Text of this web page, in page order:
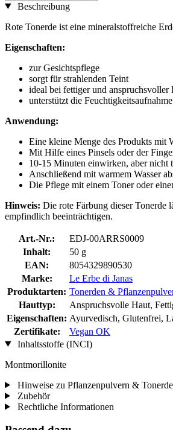
Beschreibung
Rote Tonerde ist eine mineralstoffreiche
Eigenschaften:
zur Gesichtspflege
sorgt für strahlenden Teint
ideal bei fettiger und anspruchsvoller
unterstützt die Feuchtigkeitsaufnahme
Anwendung:
Eine kleine Menge des Produkts mit
Mit Hilfe eines Pinsels oder der
10-15 Minuten einwirken, aber nicht
Anschließend mit warmem Wasser
Die Pflege mit einem Toner oder
Hinweis: Die rote Färbung dieser Tonerde
empfindlich beeinträchtigen.
Art.-Nr.:
EDJ-00ARRS0009
Inhalt:
50 g
EAN:
8054329890530
Marke:
Le Erbe di Janas
Produktarten: Tonerden &
Hauttyp:
Anspruchsvolle Haut,
Eigenschaften: Ayurvedisch, Glutenfrei,
Zertifikate:
Vegan OK
Inhaltsstoffe (INCI)
Montmorillonite
Hinweise zu Pflanzenpulvern &
Zubehör
Rechtliche Informationen